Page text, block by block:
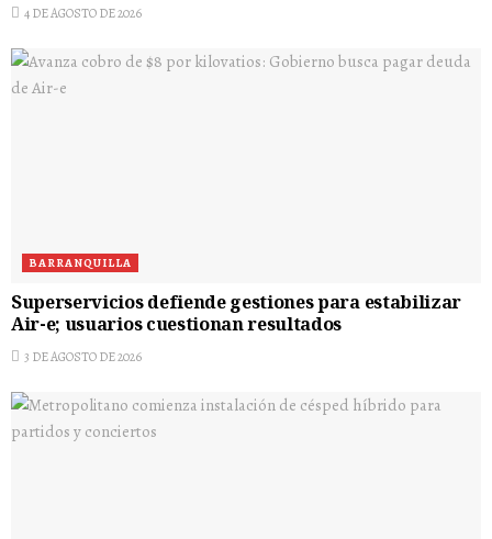
4 DE AGOSTO DE 2026
BARRANQUILLA
Superservicios defiende gestiones para estabilizar
Air-e; usuarios cuestionan resultados
3 DE AGOSTO DE 2026